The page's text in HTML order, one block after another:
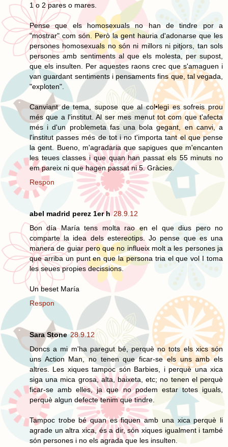
1 o 2 pares o mares.
Pense que els homosexuals no han de tindre por a
"mostrar" com són. Però la gent hauria d'adonarse que les
persones homosexuals no són ni millors ni pitjors, tan sols
persones amb sentiments al que els molesta, per supost,
que els insulten. Per aquestes raons crec que s'amaguen i
van guardant sentiments i pensaments fins que, tal vegada,
"exploten".
Canviant de tema, supose que al col•legi es sofreis prou
més que a l'institut. Al ser mes menut tot com que t'afecta
més i d'un problemeta fas una bola gegant, en canvi, a
l'institut passes més de tot i no t'importa tant el que pense
la gent. Bueno, m'agradaria que sapigues que m'encanten
les teues classes i que quan han passat els 55 minuts no
em pareix ni que hagen passat ni 5. Gràcies.
Respon
abel madrid perez 1er h 28.9.12
Bon día María tens molta rao en el que dius pero no
comparte la idea dels estereotips. Jo pense que es una
manera de guiar pero que no influeix molt a les persones ja
que arriba un punt en que la persona tria el que vol I toma
les seues propies decissions.
Un beset María
Respon
Sara Stone 28.9.12
Doncs a mi m'ha paregut bé, perquè no tots els xics són
uns Action Man, no tenen que ficar-se els uns amb els
altres. Les xiques tampoc són Barbies, i perquè una xica
siga una mica grosa, alta, baixeta, etc; no tenen el perquè
ficar-se amb elles, ja que no podem estar totes iguals,
perquè algun defecte tenim que tindre.
Tampoc trobe bé quan es fiquen amb una xica perquè li
agrade un altra xica, és a dir, són xiques igualment i també
són persones i no els agrada que les insulten.